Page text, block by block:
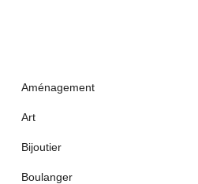
Aménagement
Art
Bijoutier
Boulanger